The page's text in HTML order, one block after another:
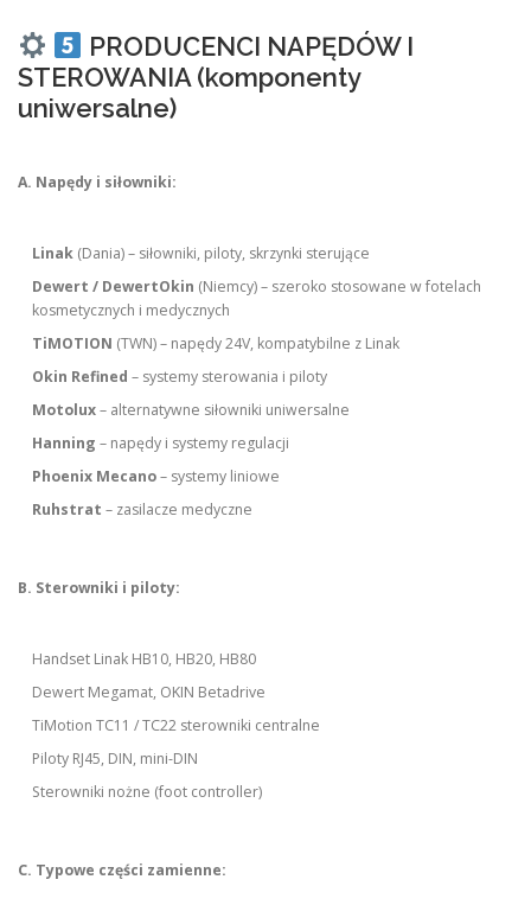
PRODUCENCI NAPĘDÓW I
STEROWANIA (komponenty
uniwersalne)
A. Napędy i siłowniki:
Linak (Dania) – siłowniki, piloty, skrzynki sterujące
Dewert / DewertOkin (Niemcy) – szeroko stosowane w fotelach
kosmetycznych i medycznych
TiMOTION (TWN) – napędy 24V, kompatybilne z Linak
Okin Refined – systemy sterowania i piloty
Motolux– alternatywne siłowniki uniwersalne
Hanning – napędy i systemy regulacji
Phoenix Mecano– systemy liniowe
Ruhstrat – zasilacze medyczne
B. Sterowniki i piloty:
Handset Linak HB10, HB20, HB80
Dewert Megamat, OKIN Betadrive
TiMotion TC11 / TC22 sterowniki centralne
Piloty RJ45, DIN, mini-DIN
Sterowniki nożne (foot controller)
C. Typowe części zamienne: